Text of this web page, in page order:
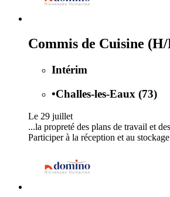
Commis de Cuisine
Intérim
•Challes-les-Eaux (73)
Le 29 juillet
...la propreté des plans de travail et
Participer à la réception et au